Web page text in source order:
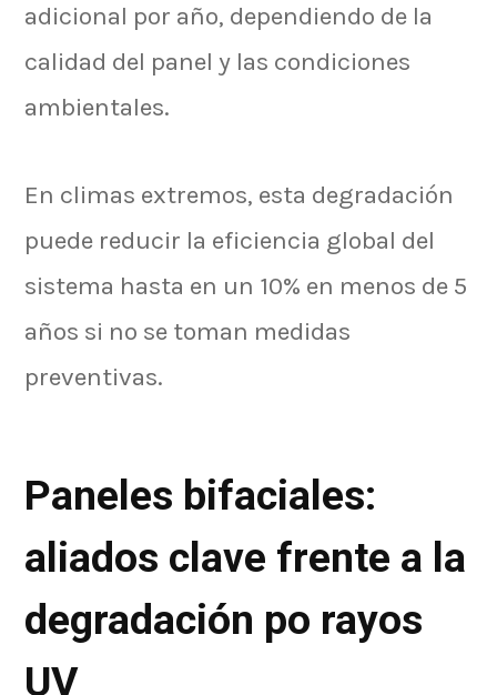
adicional por año, dependiendo de la
calidad del panel y las condiciones
ambientales.
En climas extremos, esta degradación
puede reducir la eficiencia global del
sistema hasta en un 10% en menos de 5
años si no se toman medidas
preventivas.
Paneles bifaciales:
aliados clave frente a la
degradación po rayos
UV